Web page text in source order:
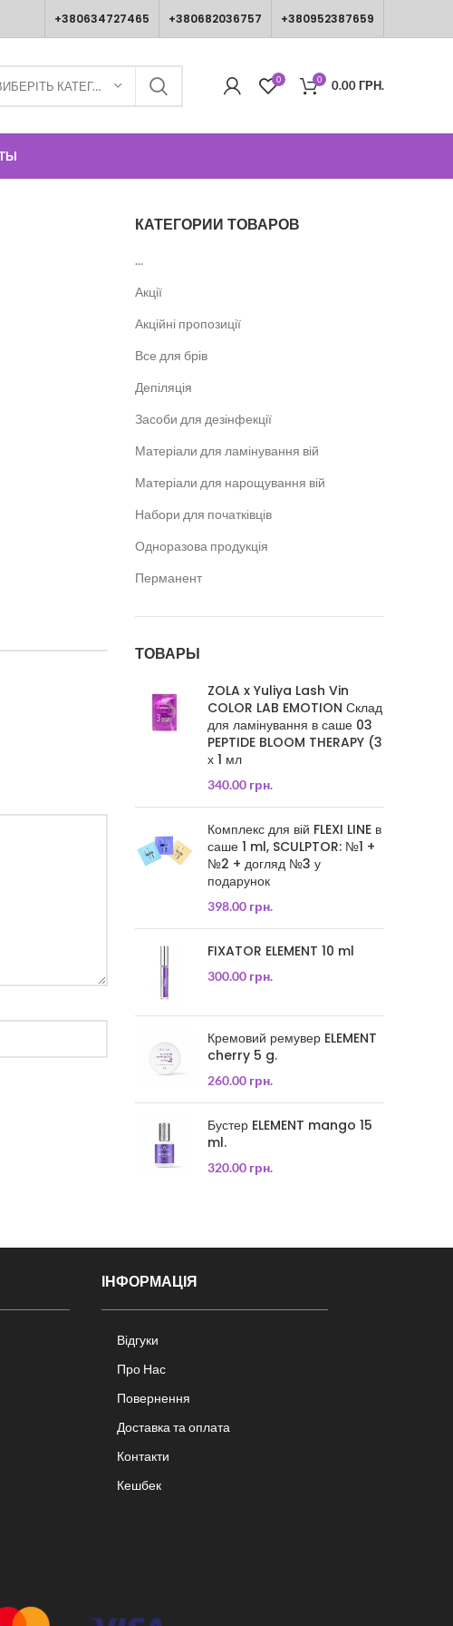
+380634727465 +380682036757 +380952387659
ВИБЕРІТЬ КАТЕГОРІЮ 0 0 0.00ГРН.
КАТЕГОРИИ ТОВАРОВ
...
Акції
Акційні пропозиції
Все для брів
Депіляція
Засоби для дезінфекції
Матеріали для ламінування вій
Матеріали для нарощування вій
Набори для початківців
Одноразова продукція
Перманент
ТОВАРЫ
ZOLA x Yuliya Lash Vin
COLOR LAB EMOTION Склад
для ламінування в саше 03
PEPTIDE BLOOM THERAPY (3
х 1 мл
340.00 грн.
Комплекс для вій FLEXI LINE в
саше 1 ml, SCULPTOR: №1 +
№2 + догляд №3 у
подарунок
398.00 грн.
FIXATOR ELEMENT 10 ml
300.00 грн.
Кремовий ремувер ELEMENT
cherry 5 g.
260.00 грн.
Бустер ELEMENT mango 15
ml.
320.00 грн.
ІНФОРМАЦІЯ
Відгуки
Про Нас
Повернення
Доставка та оплата
Контакти
Кешбек